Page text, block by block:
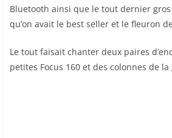
Bluetooth ainsi que le tout dernier gros
qu’on avait le best seller et le fleuron
Le tout faisait chanter deux paires
petites Focus 160 et des colonnes de